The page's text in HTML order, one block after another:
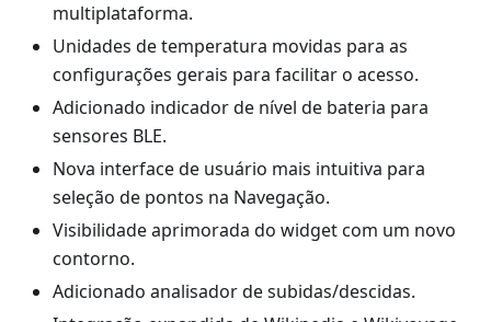
multiplataforma.
Unidades de temperatura movidas para as
configurações gerais para facilitar o acesso.
Adicionado indicador de nível de bateria para
sensores BLE.
Nova interface de usuário mais intuitiva para
seleção de pontos na Navegação.
Visibilidade aprimorada do widget com um novo
contorno.
Adicionado analisador de subidas/descidas.